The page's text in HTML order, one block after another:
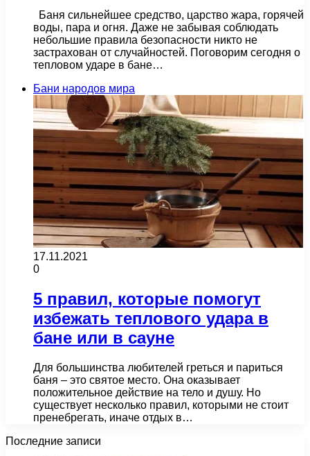
Баня сильнейшее средство, царство жара, горячей
воды, пара и огня. Даже не забывая соблюдать
небольшие правила безопасности никто не
застрахован от случайностей. Поговорим сегодня о
тепловом ударе в бане…
Бани народов мира
17.11.2021
0
5 правил, которые помогут
избежать теплового удара в
бане или в сауне
Для большинства любителей греться и париться
баня – это святое место. Она оказывает
положительное действие на тело и душу. Но
существует несколько правил, которыми не стоит
пренебрегать, иначе отдых в…
Последние записи